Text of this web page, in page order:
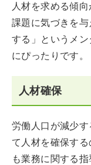
人材を求める傾
課題に気づきを
する」というメ
にぴったりです。
人材確保
労働人口が減少
て人材を確保す
も業務に関する